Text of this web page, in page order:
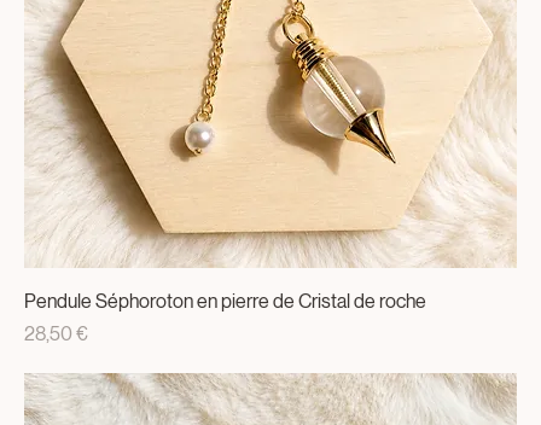
Prix
49,90 €